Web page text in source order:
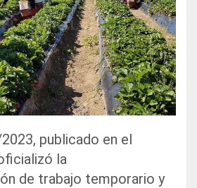
publicado en el
la
de trabajo temporario y